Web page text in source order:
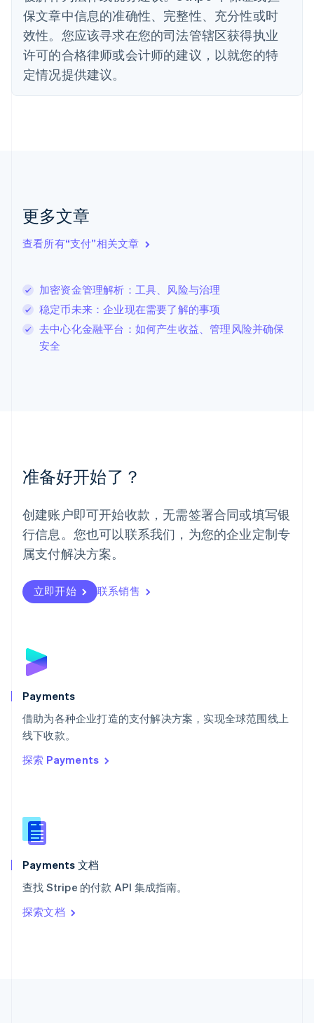
保文章中信息的准确性、完整性、充分性或时
效性。您应该寻求在您的司法管辖区获得执业
许可的合格律师或会计师的建议，以就您的特
定情况提供建议。
更多文章
查看所有“支付”相关文章
加密资金管理解析：工具、风险与治理
稳定币未来：企业现在需要了解的事项
去中心化金融平台：如何产生收益、管理风险并确保
安全
准备好开始了？
创建账户即可开始收款，无需签署合同或填写银
行信息。您也可以联系我们，为您的企业定制专
属支付解决方案。
立即开始 联系销售
Payments
借助为各种企业打造的支付解决方案，实现全球范围线上
线下收款。
探索 Payments
Payments 文档
查找 Stripe 的付款 API 集成指南。
探索文档
English
德国
DeutschEnglish
法国
FrançaisEnglish
芬兰
EnglishSvenska
English Italiano
拉脱维亚
立陶宛
DeutschEnglish
卢森堡
Français Deutsch English
罗马尼亚
English
挪威
葡萄牙
Português English
日本
日本語English
瑞典
瑞士
DeutschFrançais
English
斯洛文尼亚
泰国
ไทยEnglish
希腊
English
西班牙
新西兰
English
匈牙利
English
ItalianoEnglish
印度
English